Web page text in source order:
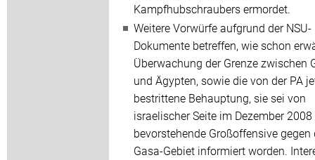
Kampfhubschraubers ermordet.
Weitere Vorwürfe aufgrund der NSU-
Dokumente betreffen, wie schon
Überwachung der Grenze zwischen
und Ägypten, sowie die von der PA
bestrittene Behauptung, sie sei von
israelischer Seite im Dezember
bevorstehende Großoffensive gegen
Gasa-Gebiet informiert worden.